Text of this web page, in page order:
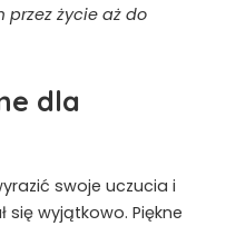
przez życie aż do
dla
swoje uczucia i
się wyjątkowo. Piękne